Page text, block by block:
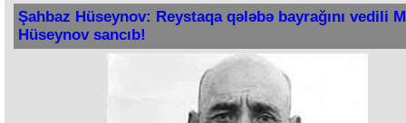
Şahbaz Hüseynov: Reystaqa qələbə bayrağını vedili
Hüseynov sancıb!